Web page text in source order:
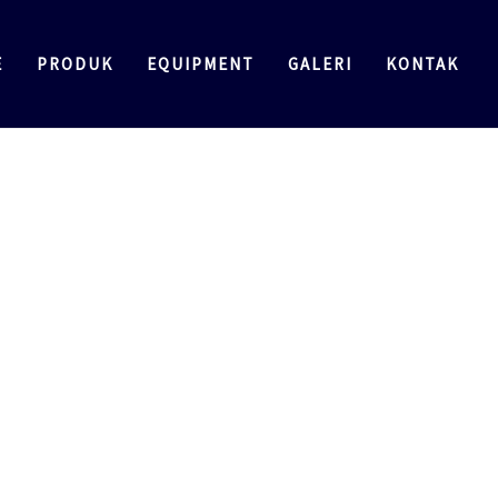
PRODUK EQUIPMENT GALERI KONTAK